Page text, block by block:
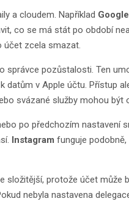
a cloudem. Například Google
co se má stát po období
účet zcela smazat.
správce pozůstalosti. Ten
v Apple účtu. Přístup
svázané služby mohou být
po předchozím nastavení
Instagram funguje
složitější, protože účet může
nebyla nastavena